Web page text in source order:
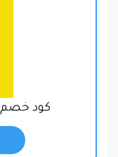
كود خصم